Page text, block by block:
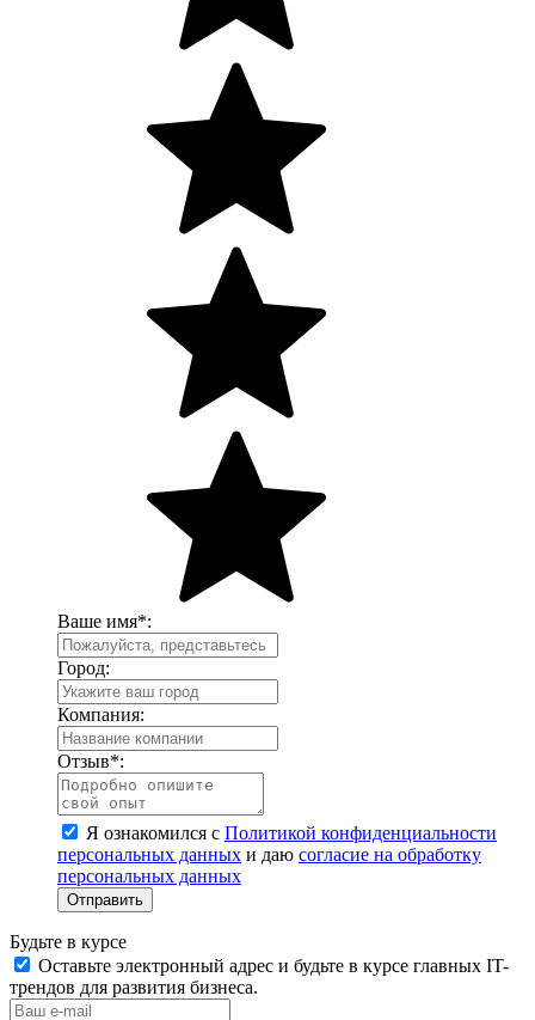
Ваше имя*:
Город:
Компания:
Отзыв*:
Я ознакомился с Политикой конфиденциальности
персональных данных и даю согласие на обработку
персональных данных
Отправить
Будьте в курсе
Оставьте электронный адрес и будьте в курсе главных IT-
трендов для развития бизнеса.